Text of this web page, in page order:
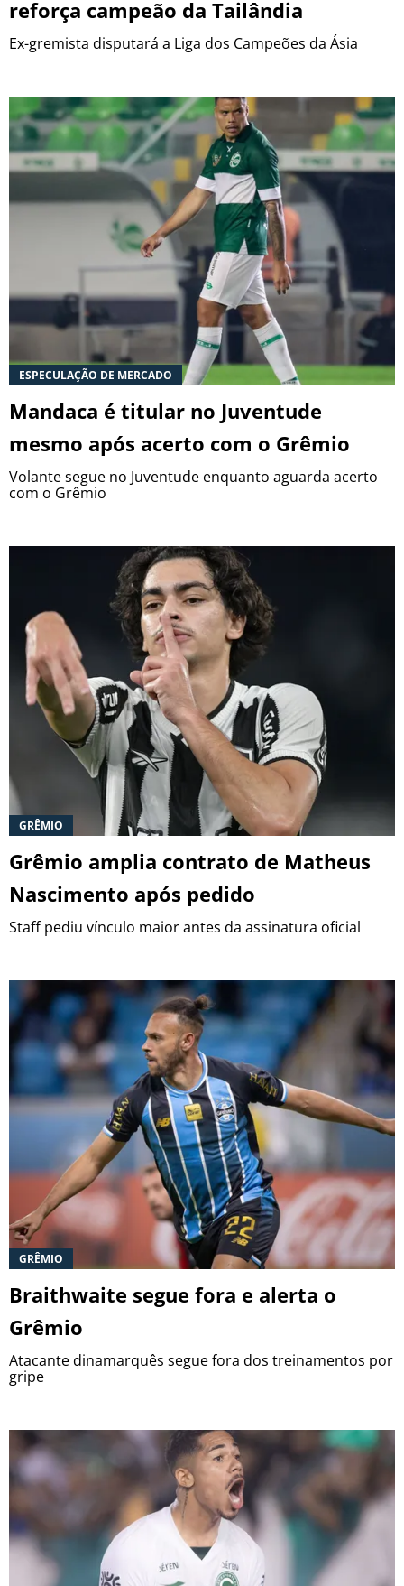
reforça campeão da Tailândia
Ex-gremista disputará a Liga dos Campeões da Ásia
ESPECULAÇÃO DE MERCADO
Mandaca é titular no Juventude
mesmo após acerto com o Grêmio
Volante segue no Juventude enquanto aguarda acerto
com o Grêmio
GRÊMIO
Grêmio amplia contrato de Matheus
Nascimento após pedido
Staff pediu vínculo maior antes da assinatura oficial
GRÊMIO
Braithwaite segue fora e alerta o
Grêmio
Atacante dinamarquês segue fora dos treinamentos por
gripe